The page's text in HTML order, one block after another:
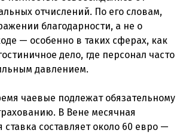
отчислений. По его словам,
благодарности, а не о
— особенно в таких сферах, как
дело, где персонал часто
давлением.
чаевые подлежат обязательному
В Вене месячная
составляет около 60 евро —